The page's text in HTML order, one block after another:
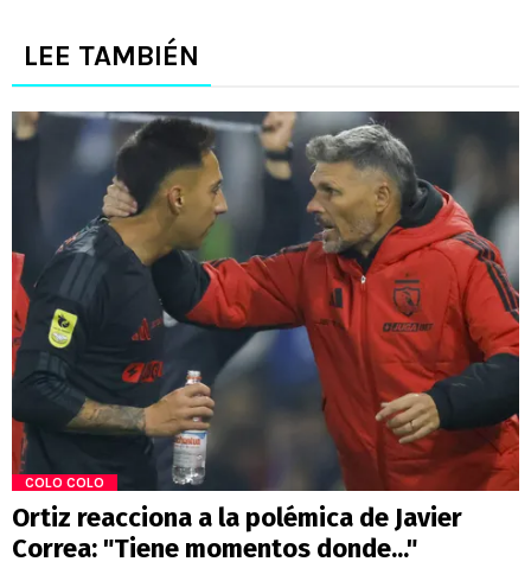
LEE TAMBIÉN
COLO COLO
Ortiz reacciona a la polémica de Javier
Correa: "Tiene momentos donde..."